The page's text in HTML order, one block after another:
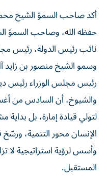
أكد صاحب السموّ الشيخ
حفظه الله، وصاحب السموّ
نائب رئيس الدولة، رئيس
وسمو الشيخ منصور بن زايد
رئيس مجلس الوزراء رئيس
لتولي قيادة إمارة، بل
الإنسان محور التنمية، ورسّخ
وأسس لرؤية استراتيجية لا
المستقبل.